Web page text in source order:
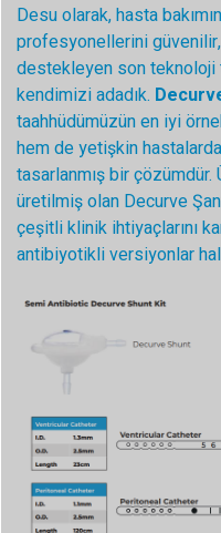
Desu olarak, hasta
profesyonellerini
destekleyen son teknoloji
kendimizi adadık.
taahhüdümüzün en iyi
hem de yetişkin
tasarlanmış bir
üretilmiş olan Decurve
çeşitli klinik ihtiyaçlarını
antibiyotikli versiyonlar